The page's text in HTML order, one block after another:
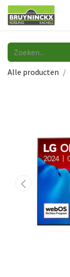
Alle producten